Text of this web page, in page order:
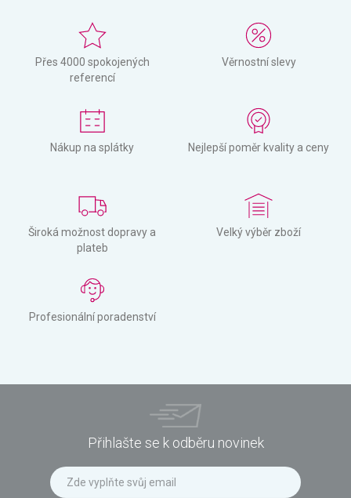
Přes 4000 spokojených
referencí
Věrnostní slevy
Nákup na splátky Nejlepší poměr kvality a ceny
Široká možnost dopravy a
plateb
Velký výběr zboží
Profesionální poradenství
Přihlašte se k odběru novinek